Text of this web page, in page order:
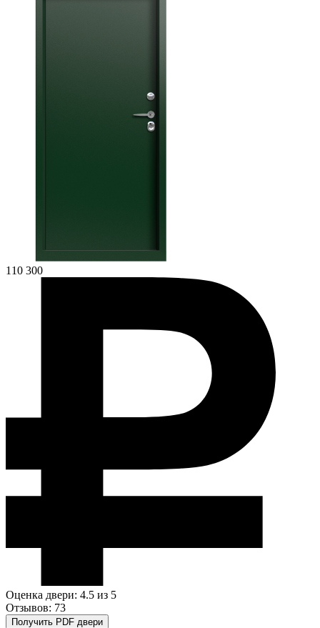
110 300
Оценка двери: 4.5 из 5
Отзывов: 73
Получить PDF двери